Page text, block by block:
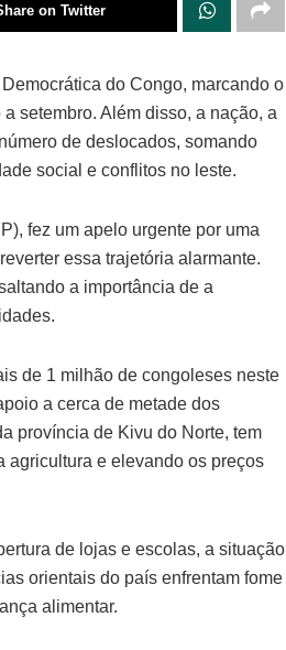
on Twitter
do Congo, marcando o
setembro. Além disso, a nação, a
de deslocados, somando
social e conflitos no leste.
fez um apelo urgente por uma
essa trajetória alarmante.
a importância de a
de 1 milhão de congoleses neste
a cerca de metade dos
província de Kivu do Norte, tem
agricultura e elevando os preços
de lojas e escolas, a situação
orientais do país enfrentam fome
alimentar.